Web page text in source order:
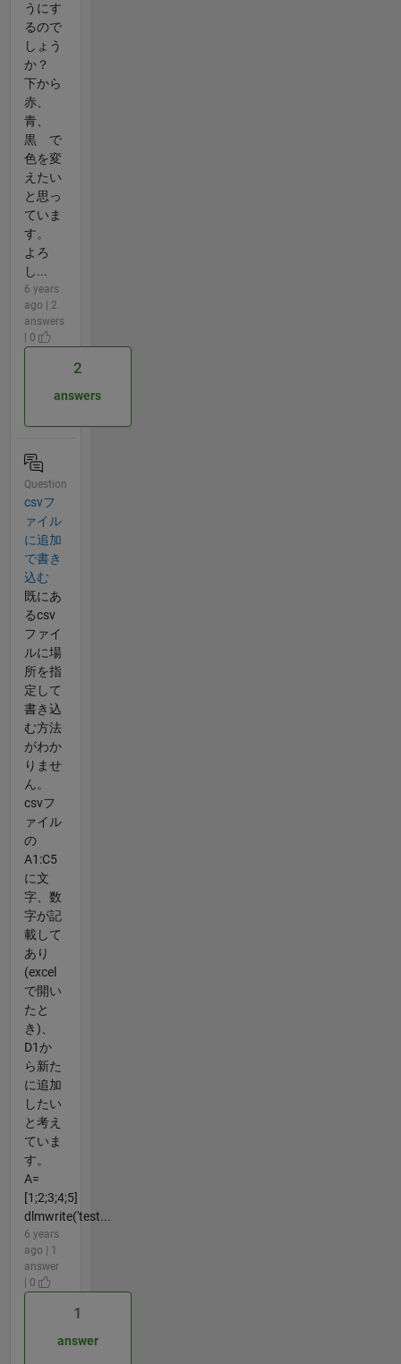
うにす
るので
しょう
か？
下から
赤、
青、
黒 で
色を変
えたい
と思っ
ていま
す。
よろ
し...
6 years
ago | 2
answers
| 0
2
answers
Question
csvフ
ァイル
に追加
で書き
込む
既にあ
るcsv
ファイ
ルに場
所を指
定して
書き込
む方法
がわか
りませ
ん。
csvフ
ァイル
の
A1:C5
に文
字、数
字が記
載して
あり
(excel
で開い
たと
き)、
D1か
ら新た
に追加
したい
と考え
ていま
す。
A=
[1;2;3;4;5]
dlmwrite('test...
6 years
ago | 1
answer
| 0
1
answer